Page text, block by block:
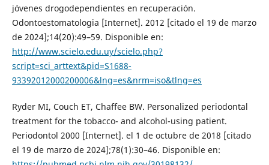
jóvenes drogodependientes en recuperación.
Odontoestomatologia [Internet]. 2012 [citado el 19 de marzo
de 2024];14(20):49–59. Disponible en:
http://www.scielo.edu.uy/scielo.php?
script=sci_arttext&pid=S1688-
93392012000200006&lng=es&nrm=iso&tlng=es
Ryder MI, Couch ET, Chaffee BW. Personalized periodontal
treatment for the tobacco- and alcohol-using patient.
Periodontol 2000 [Internet]. el 1 de octubre de 2018 [citado
el 19 de marzo de 2024];78(1):30–46. Disponible en: